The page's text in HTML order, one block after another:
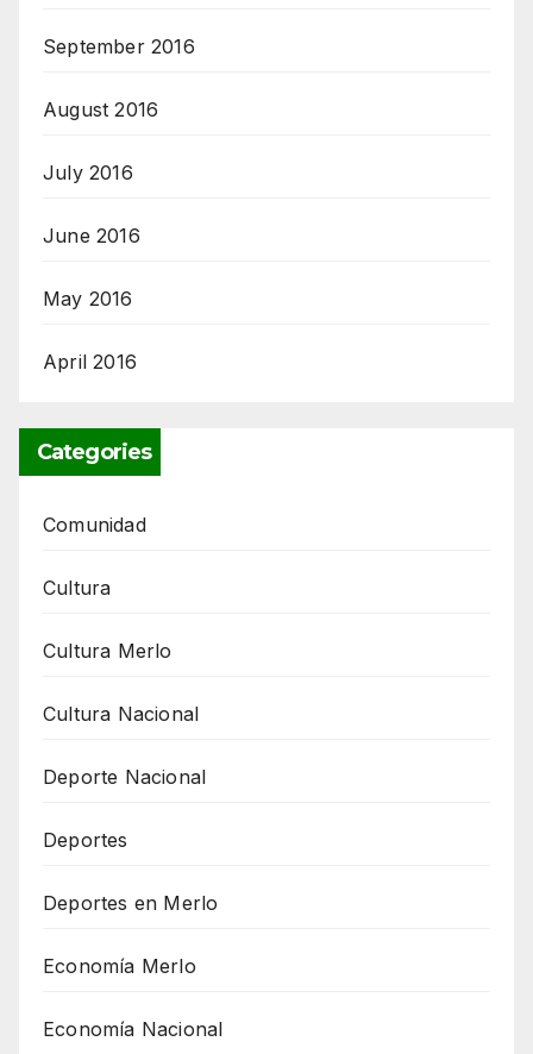
September 2016
August 2016
July 2016
June 2016
May 2016
April 2016
Categories
Comunidad
Cultura
Cultura Merlo
Cultura Nacional
Deporte Nacional
Deportes
Deportes en Merlo
Economía Merlo
Economía Nacional